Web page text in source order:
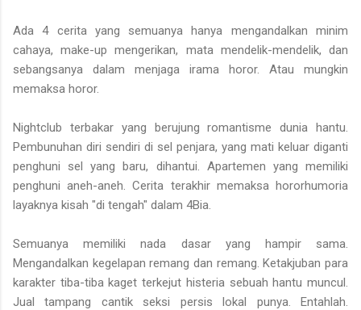
Ada 4 cerita yang semuanya hanya mengandalkan minim
cahaya, make-up mengerikan, mata mendelik-mendelik, dan
sebangsanya dalam menjaga irama horor. Atau mungkin
memaksa horor.
Nightclub terbakar yang berujung romantisme dunia hantu.
Pembunuhan diri sendiri di sel penjara, yang mati keluar diganti
penghuni sel yang baru, dihantui. Apartemen yang memiliki
penghuni aneh-aneh. Cerita terakhir memaksa hororhumoria
layaknya kisah "di tengah" dalam 4Bia.
Semuanya memiliki nada dasar yang hampir sama.
Mengandalkan kegelapan remang dan remang. Ketakjuban para
karakter tiba-tiba kaget terkejut histeria sebuah hantu muncul.
Jual tampang cantik seksi persis lokal punya. Entahlah.